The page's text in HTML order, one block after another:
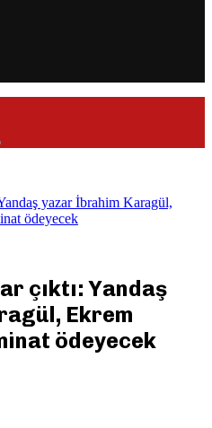
yazar İbrahim Karagül,
ödeyecek
çıktı: Yandaş
Ekrem
ödeyecek